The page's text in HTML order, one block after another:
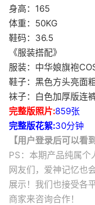
身高：165
体重：50KG
鞋码：36.5
《服装搭配》
服装：中华娘旗袍
鞋子：黑色方头亮面
袜子：白色加厚版连
完整版照片:859张
完整版花絮:30分钟
【用户登录后可以看
PS：本期产品纯属个
网友们，爱神记忆也
展示！我们也接受各
商家来咨询合作！